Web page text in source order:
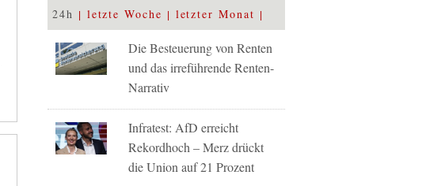
24h letzte Woche letzter Monat
Die Besteuerung von Renten
und das irreführende Renten-
Narrativ
Infratest: AfD erreicht
Rekordhoch – Merz drückt
die Union auf 21 Prozent